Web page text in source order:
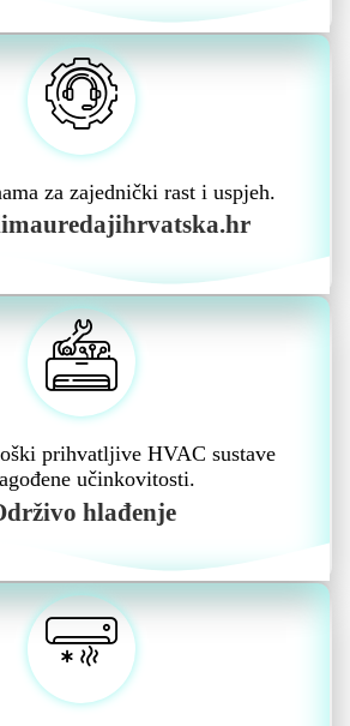
za zajednički rast i uspjeh.
prihvatljive HVAC sustave
učinkovitosti.
hlađenje